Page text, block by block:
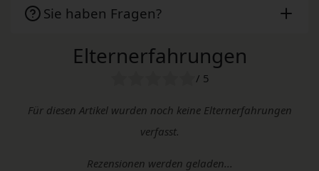
Sie haben Fragen?
Elternerfahrungen
/ 5
Für diesen Artikel wurden noch keine Elternerfahrungen
verfasst.
Rezensionen werden geladen...